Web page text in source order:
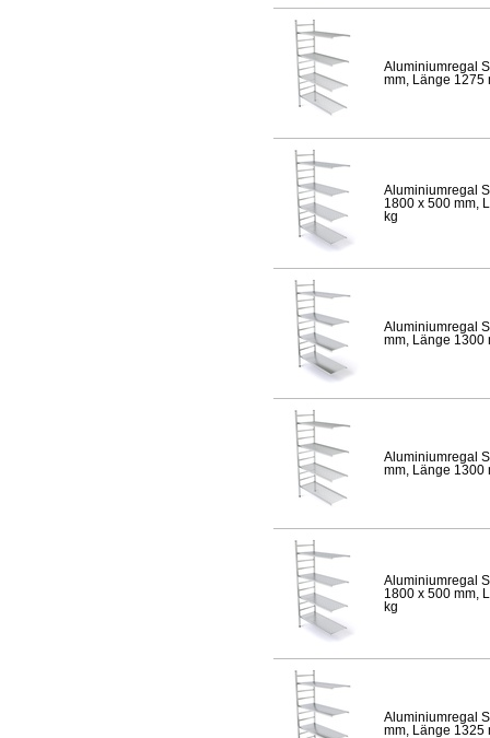
Aluminiumregal
mm, Länge 1275
Aluminiumregal
1800 x 500 mm,
kg
Aluminiumregal
mm, Länge 1300
Aluminiumregal
mm, Länge 1300
Aluminiumregal
1800 x 500 mm,
kg
Aluminiumregal
mm, Länge 1325